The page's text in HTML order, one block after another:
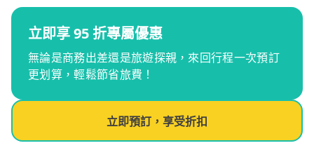
立即享 95 折專屬優惠
無論是商務出差還是旅遊探親，來回行程一次預訂
更划算，輕鬆節省旅費！
立即預訂，享受折扣